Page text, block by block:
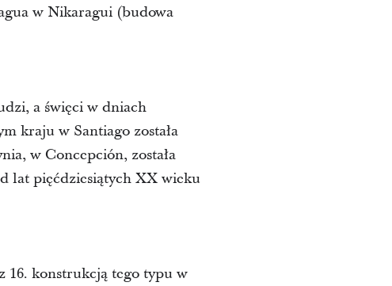
w Nikaragui (budowa
a święci w dniach
kraju w Santiago została
w Concepción, została
lat pięćdziesiątych XX wieku
16. konstrukcją tego typu w